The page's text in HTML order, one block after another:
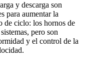
y descarga son
para aumentar la
de ciclo: los hornos de
pero son
y el control de la